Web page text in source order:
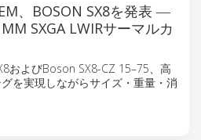
、BOSON SX8を発表 ―
SXGA LWIRサーマルカ
およびBoson SX8-CZ 15–75、高
を実現しながらサイズ・重量・消